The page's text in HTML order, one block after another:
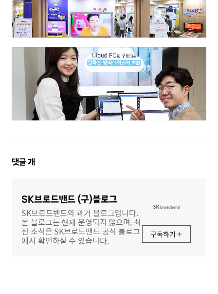
댓
댓글개
SK브로드밴드 (구)블로그
SK브로드밴드의 과거 블로그입니다.
본 블로그는 현재 운영되지 않으며, 최
신 소식은 SK브로드밴드 공식 블로그
에서 확인하실 수 있습니다.
구독하기